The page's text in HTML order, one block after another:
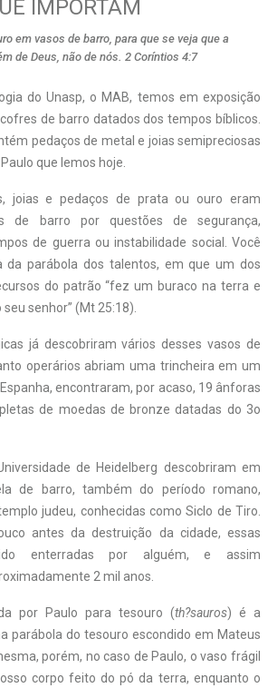
IMPORTAM
em vasos de barro, para que se veja que a
de Deus, não de nós. 2 Coríntios 4:7
do Unasp, o MAB, temos em exposição
de barro datados dos tempos bíblicos.
pedaços de metal e joias semipreciosas
que lemos hoje.
joias e pedaços de prata ou ouro eram
de barro por questões de segurança,
de guerra ou instabilidade social. Você
da parábola dos talentos, em que um dos
do patrão “fez um buraco na terra e
senhor” (Mt 25:18).
já descobriram vários desses vasos de
operários abriam uma trincheira em um
encontraram, por acaso, 19 ânforas
de moedas de bronze datadas do 3o
de Heidelberg descobriram em
de barro, também do período romano,
judeu, conhecidas como Siclo de Tiro.
antes da destruição da cidade, essas
enterradas por alguém, e assim
2 mil anos.
por Paulo para tesouro (th?sauros) é a
parábola do tesouro escondido em Mateus
porém, no caso de Paulo, o vaso frágil
corpo feito do pó da terra, enquanto o